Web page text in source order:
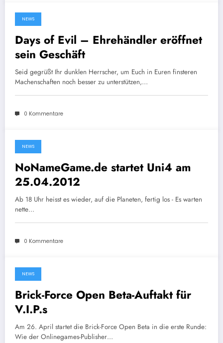
19. April 2012
NEWS
Days of Evil – Ehrehändler eröffnet
sein Geschäft
Seid gegrüßt Ihr dunklen Herrscher, um Euch in Euren finsteren
Machenschaften noch besser zu unterstützen,…
0 Kommentare
19. April 2012
NEWS
NoNameGame.de startet Uni4 am
25.04.2012
Ab 18 Uhr heisst es wieder, auf die Planeten, fertig los - Es warten
nette…
0 Kommentare
19. April 2012
NEWS
Brick-Force Open Beta-Auftakt für
V.I.P.s
Am 26. April startet die Brick-Force Open Beta in die erste Runde:
Wie der Onlinegames-Publisher…